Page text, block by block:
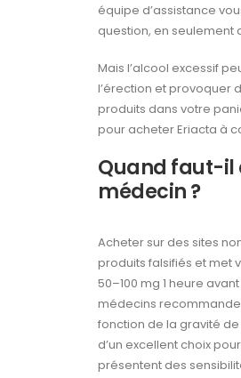
équipe d’assistance
question, en seulement
Mais l’alcool excessif
l’érection et provoquer
produits dans votre
pour acheter Eriacta à
Quand faut-il
médecin ?
Acheter sur des sites
produits falsifiés et met
50–100 mg 1 heure
médecins
fonction de la gravité de
d’un excellent choix
présentent des